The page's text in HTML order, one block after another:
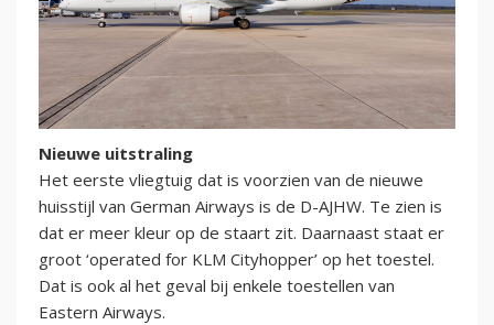
Nieuwe uitstraling
Het eerste vliegtuig dat is voorzien van de nieuwe
huisstijl van German Airways is de D-AJHW. Te zien is
dat er meer kleur op de staart zit. Daarnaast staat er
groot ‘operated for KLM Cityhopper’ op het toestel.
Dat is ook al het geval bij enkele toestellen van
Eastern Airways.